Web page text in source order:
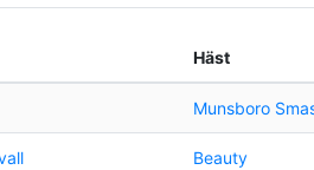
Häst
Munsboro
Beauty